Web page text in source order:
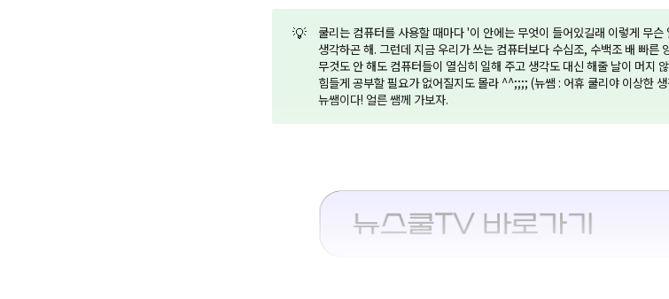
💡
쿨리는 컴퓨터를 사용할 때마다 '이 안에는 무엇이 들어있길래 이렇게 무
생각하곤 해. 그런데 지금 우리가 쓰는 컴퓨터보다 수십조, 수백조 배 빠른
무것도 안 해도 컴퓨터들이 열심히 일해 주고 생각도 대신 해줄 날이 머지
힘들게 공부할 필요가 없어질지도 몰라 ^^;;;; (뉴쌤 : 어휴 쿨리야 이상한
뉴쌤이다! 얼른 쌤께 가보자.